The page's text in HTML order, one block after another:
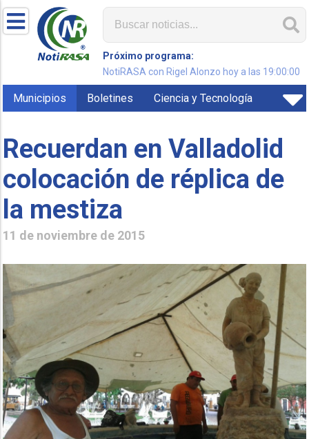
Próximo programa:
NotiRASA con Rigel Alonzo hoy a las 19:00:00
Municipios Boletines Ciencia y Tecnología
Recuerdan en Valladolid
colocación de réplica de
la mestiza
11 de noviembre de 2015